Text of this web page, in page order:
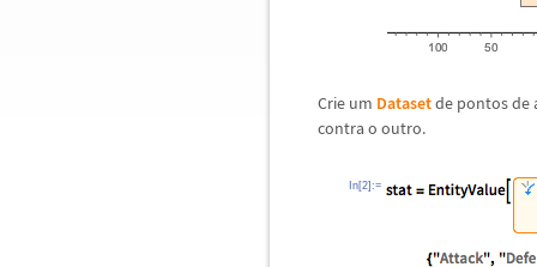
Crie um Datasetde pontos de
contra o outro.
In[2]:=